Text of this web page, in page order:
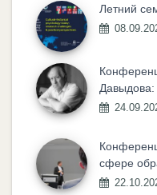
Летний
Давыдова:
сфере